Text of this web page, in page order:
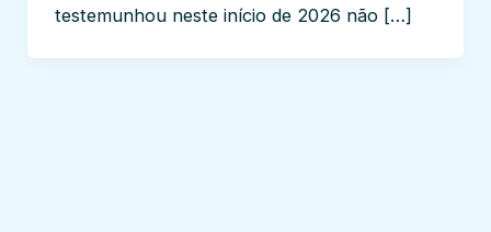
testemunhou neste início de 2026 não […]